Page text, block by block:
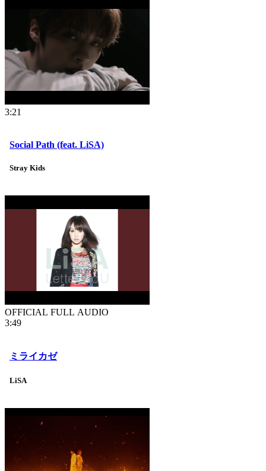
3:21
Social Path (feat. LiSA)
Stray Kids
OFFICIAL FULL AUDIO
3:49
ミライカゼ
LiSA